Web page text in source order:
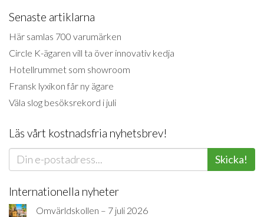
Senaste artiklarna
Här samlas 700 varumärken
Circle K-ägaren vill ta över innovativ kedja
Hotellrummet som showroom
Fransk lyxikon får ny ägare
Väla slog besöksrekord i juli
Läs vårt kostnadsfria nyhetsbrev!
Skicka!
Internationella nyheter
Omvärldskollen – 7 juli 2026